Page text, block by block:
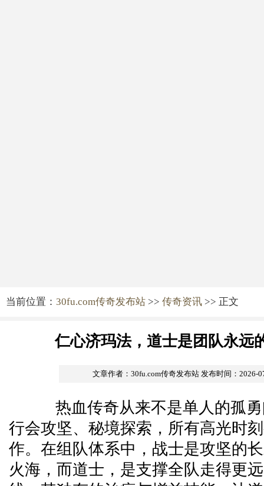
当前位置： 30fu.com传奇发布站 >> 传奇资讯 >> 正文
仁心济玛法，道士是团队永远
文章作者：30fu.com传奇发布站 发布时间：2026-
热血传奇从来不是单人的孤勇
行会攻坚、秘境探索，所有高光时
作。在组队体系中，战士是攻坚的
火海，而道士，是支撑全队走得更